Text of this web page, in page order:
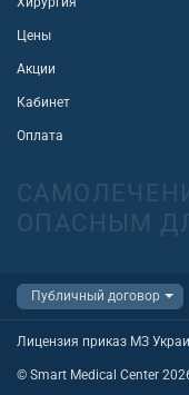
Цены
Акции
Кабинет
Оплата
ОПАСНЫМ
Лицензия приказ МЗ
© Smart Medical Center